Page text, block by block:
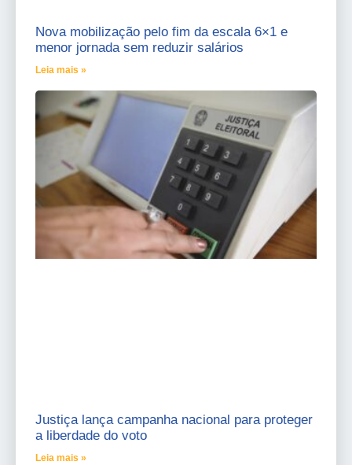
Nova mobilização pelo fim da escala 6×1 e
menor jornada sem reduzir salários
Leia mais »
Justiça lança campanha nacional para proteger
a liberdade do voto
Leia mais »